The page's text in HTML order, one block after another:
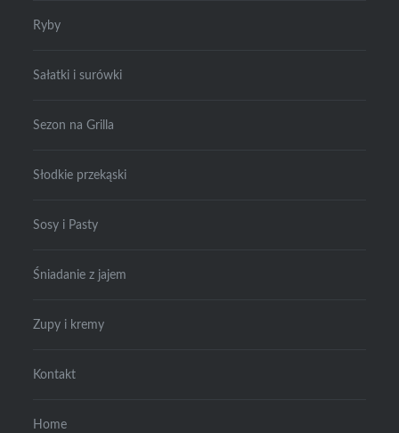
Ryby
Sałatki i surówki
Sezon na Grilla
Słodkie przekąski
Sosy i Pasty
Śniadanie z jajem
Zupy i kremy
Kontakt
Home